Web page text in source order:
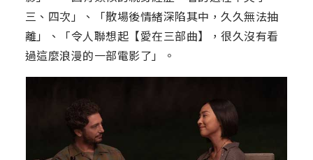
三、四次」、「散場後情緒深陷其中，久久無法抽
離」、「令人聯想起【愛在三部曲】，很久沒有看
過這麼浪漫的一部電影了」。